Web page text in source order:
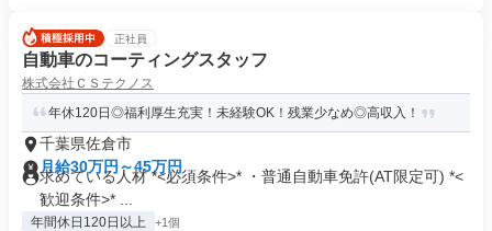
正社員
自動車のコーティングスタッフ
株式会社ＣＳテクノス
年休120日◎福利厚生充実！未経験OK！残業少なめ◎高収入！
千葉県佐倉市
月給30万円～45万円
求めている人材 *<必須条件>* ・普通自動車免許(AT限定可) *<
歓迎条件>* ...
年間休日120日以上 +1個